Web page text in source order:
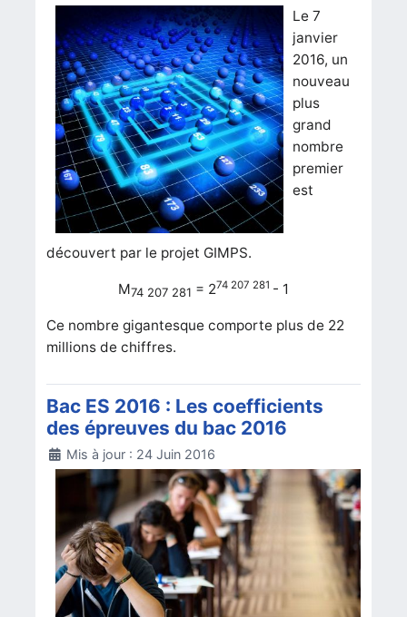
Le 7
janvier
2016, un
nouveau
plus
grand
nombre
premier
est
découvert par le projet GIMPS.
M74 207 281 = 274 207 281 - 1
Ce nombre gigantesque comporte plus de 22
millions de chiffres.
Bac ES 2016 : Les coefficients
des épreuves du bac 2016
DétailsMis à jour : 24 Juin 2016